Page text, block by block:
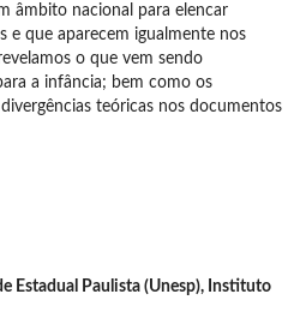
âmbito nacional para elencar
e que aparecem igualmente nos
o que vem sendo
a infância; bem como os
teóricas nos documentos
Estadual Paulista (Unesp), Instituto